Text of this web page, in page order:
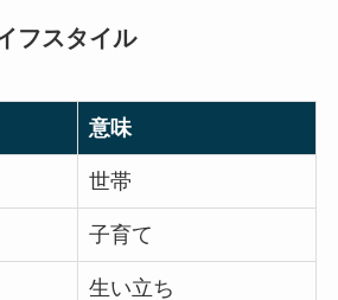
フスタイル
意味
世帯
子育て
生い立ち